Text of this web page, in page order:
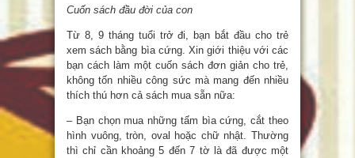
Cuốn sách đầu đời của con
Từ 8, 9 tháng tuổi trở đi, bạn bắt đầu cho trẻ
xem sách bằng bìa cứng. Xin giới thiệu với các
bạn cách làm một cuốn sách đơn giản cho trẻ,
không tốn nhiều công sức mà mang đến nhiều
thích thú hơn cả sách mua sẵn nữa:
– Bạn chọn mua những tấm bìa cứng, cắt theo
hình vuông, tròn, oval hoặc chữ nhật. Thường
thì chỉ cần khoảng 5 đến 7 tờ là đã được một